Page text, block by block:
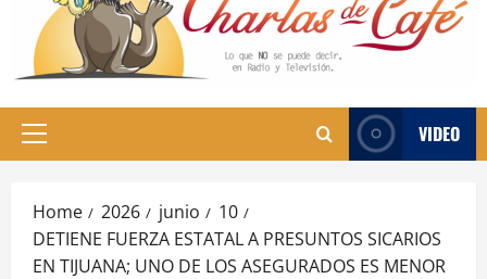
Primary
VIDEO
Home 2026 junio
10
DETIENE FUERZA ESTATAL A PRESUNTOS SICARIOS
EN TIJUANA; UNO DE LOS ASEGURADOS ES MENOR